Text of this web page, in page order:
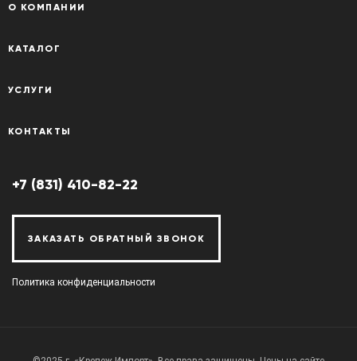
О КОМПАНИИ
КАТАЛОГ
УСЛУГИ
КОНТАКТЫ
+7 (831) 410-82-22
ЗАКАЗАТЬ ОБРАТНЫЙ ЗВОНОК
Политика конфиденциальности